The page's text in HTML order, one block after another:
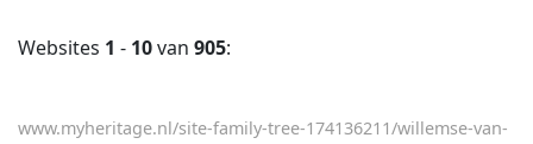
Websites 1 - 10van 905:
www.myheritage.nl/site-family-tree-174136211/willemse-van-